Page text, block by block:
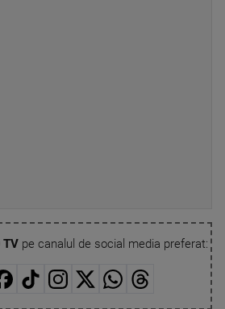
TVpe canalul de social media preferat: